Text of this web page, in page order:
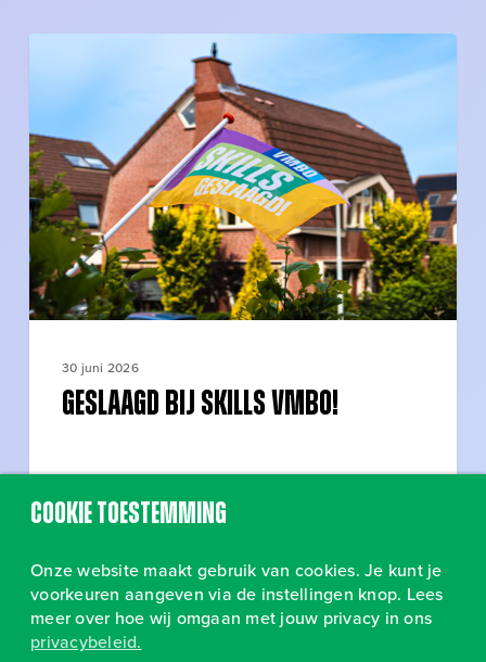
vmbo!
30 juni 2026
Geslaagd bij SKILLS vmbo!
Cookie toestemming
Onze website maakt gebruik van cookies. Je kunt je
voorkeuren aangeven via de instellingen knop. Lees
meer over hoe wij omgaan met jouw privacy in ons
privacybeleid.